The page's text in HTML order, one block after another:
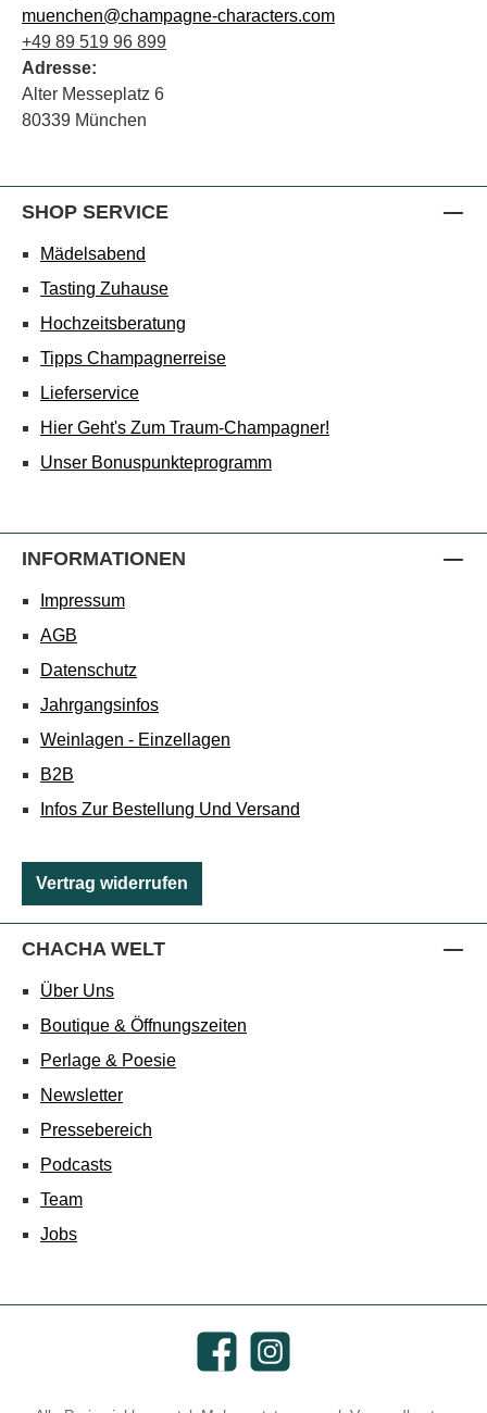
muenchen@champagne-characters.com
+49 89 519 96 899
Adresse:
Alter Messeplatz 6
80339 München
SHOP SERVICE
Mädelsabend
Tasting Zuhause
Hochzeitsberatung
Tipps Champagnerreise
Lieferservice
Hier Geht's Zum Traum-Champagner!
Unser Bonuspunkteprogramm
INFORMATIONEN
Impressum
AGB
Datenschutz
Jahrgangsinfos
Weinlagen - Einzellagen
B2B
Infos Zur Bestellung Und Versand
Vertrag widerrufen
CHACHA WELT
Über Uns
Boutique & Öffnungszeiten
Perlage & Poesie
Newsletter
Pressebereich
Podcasts
Team
Jobs
FacebookInstagram